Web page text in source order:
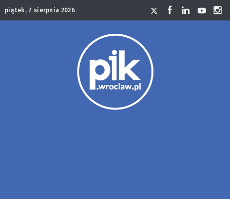
piątek, 7 sierpnia 2026